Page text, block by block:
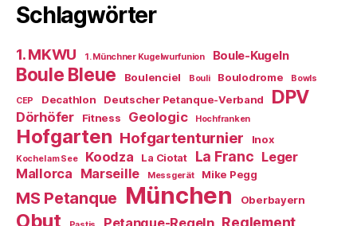
Schlagwörter
1. MKWU 1. Münchner Kugelwurfunion Boule-Kugeln
Boule Bleue Boulenciel Bouli Boulodrome Bowls
CEP Decathlon Deutscher Petanque-Verband DPV
Dörhöfer Fitness Geologic Hochfranken
Hofgarten Hofgartenturnier Inox
Kochel am See Koodza La Ciotat La Franc Leger
Mallorca Marseille Messgerät Mike Pegg
MS Petanque München Oberbayern
Obut Petanque-Regeln Reglement